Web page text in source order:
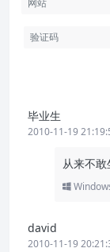
毕业生
2010-11-19
从来不
david
2010-11-19